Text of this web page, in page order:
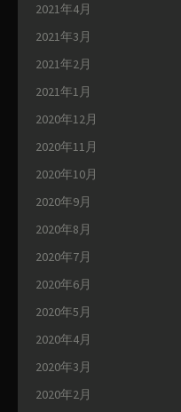
2021年4月
2021年3月
2021年2月
2021年1月
2020年12月
2020年11月
2020年10月
2020年9月
2020年8月
2020年7月
2020年6月
2020年5月
2020年4月
2020年3月
2020年2月